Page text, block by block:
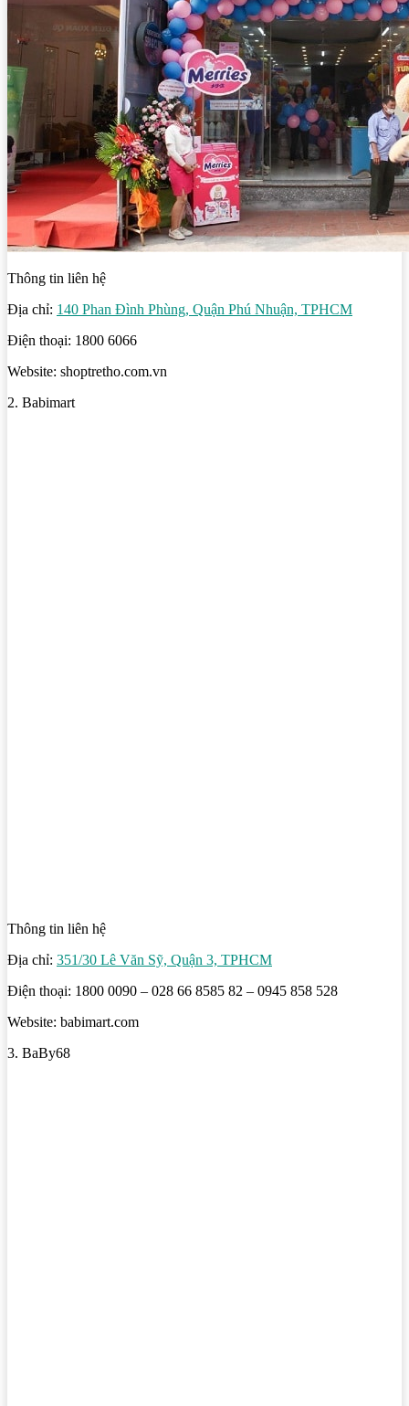
Thông tin liên hệ
Địa chỉ: 140 Phan Đình Phùng, Quận Phú Nhuận, TPHCM
Điện thoại: 1800 6066
Website: shoptretho.com.vn
2. Babimart
Thông tin liên hệ
Địa chỉ: 351/30 Lê Văn Sỹ, Quận 3, TPHCM
Điện thoại: 1800 0090 – 028 66 8585 82 – 0945 858 528
Website: babimart.com
3. BaBy68